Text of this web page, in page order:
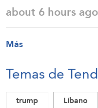
about 6 hours ago
Más
Temas de
trump Líbano